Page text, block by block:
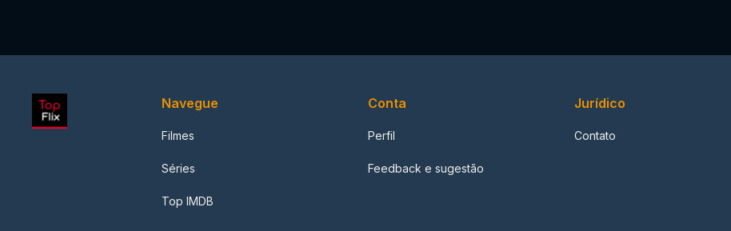
Navegue
Filmes
Séries
Top IMDB
Conta
Perfil
Feedback e sugestão
Jurídico
Contato